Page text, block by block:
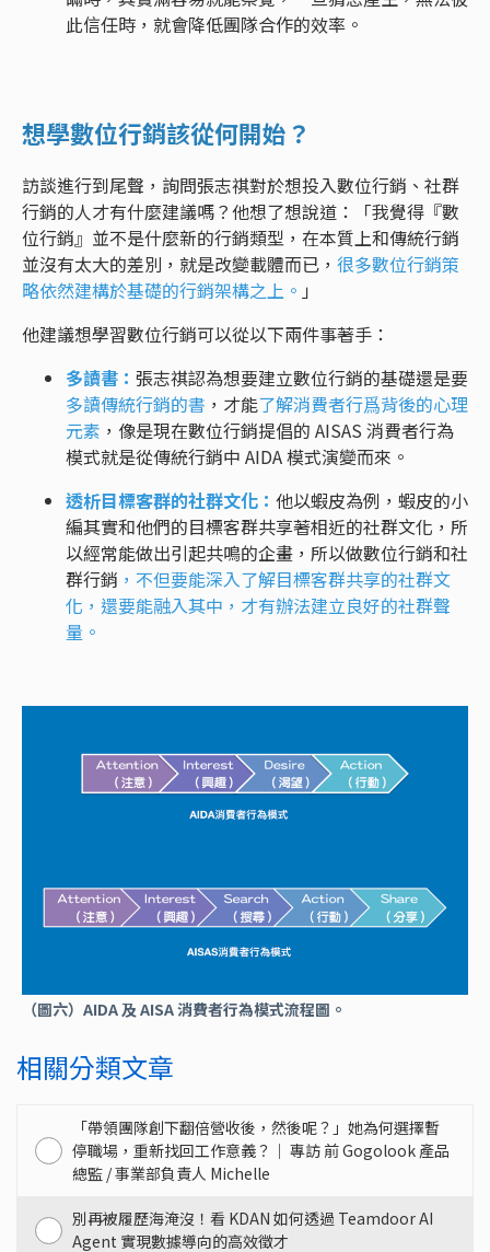
此信任時，就會降低團隊合作的效率。
想學數位行銷該從何開始？
訪談進行到尾聲，詢問張志祺對於想投入數位行銷、社群
行銷的人才有什麼建議嗎？他想了想說道：「我覺得『數
位行銷』並不是什麼新的行銷類型，在本質上和傳統行銷
並沒有太大的差別，就是改變載體而已， 很多數位行銷策
略依然建構於基礎的行銷架構之上。 」
他建議想學習數位行銷可以從以下兩件事著手：
多讀書： 張志祺認為想要建立數位行銷的基礎還是要
多讀傳統行銷的書 ，才能了解消費者行爲背後的心理
元素 ，像是現在數位行銷提倡的 AISAS 消費者行為
模式就是從傳統行銷中 AIDA 模式演變而來。
透析目標客群的社群文化： 他以蝦皮為例，蝦皮的小
編其實和他們的目標客群共享著相近的社群文化，所
以經常能做出引起共鳴的企畫，所以做數位行銷和社
群行銷 ，不但要能深入了解目標客群共享的社群文
化，還要能融入其中，才有辦法建立良好的社群聲
量。
（圖六）AIDA 及 AISA 消費者行為模式流程圖。
相關分類文章
「帶領團隊創下翻倍營收後，然後呢？」她為何選擇暫
停職場，重新找回工作意義？｜ 專訪 前 Gogolook 產品
總監 / 事業部負責人 Michelle
別再被履歷海淹沒！看 KDAN 如何透過 Teamdoor AI
Agent 實現數據導向的高效徵才